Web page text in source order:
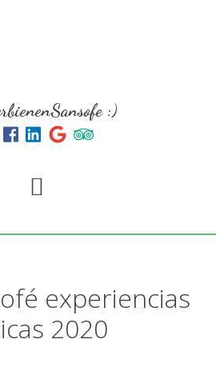
:)
experiencias
2020